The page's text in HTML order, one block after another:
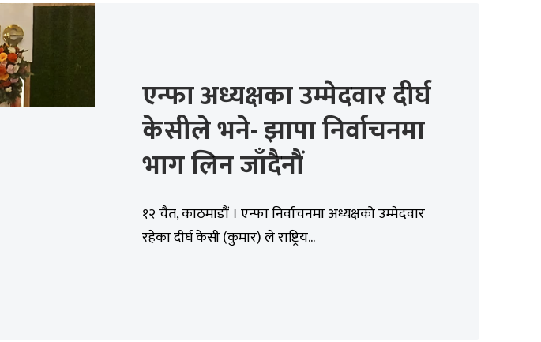
एन्फा अध्यक्षका उम्मेदवार दीर्घ
केसीले भने- झापा निर्वाचनमा
भाग लिन जाँदैनौं
१२ चैत, काठमाडौं । एन्फा निर्वाचनमा अध्यक्षको उम्मेदवार
रहेका दीर्घ केसी (कुमार) ले राष्ट्रिय...